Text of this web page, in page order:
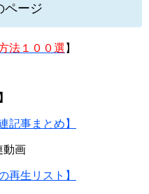
ページ
法１００選 】
記事まとめ】
動画
再生リスト】